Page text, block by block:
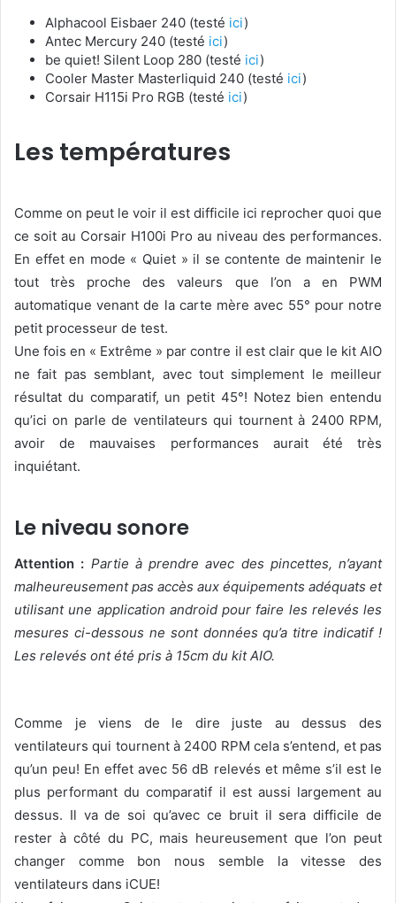
Alphacool Eisbaer 240 (testé ici)
Antec Mercury 240 (testé ici)
be quiet! Silent Loop 280 (testé ici)
Cooler Master Masterliquid 240 (testé ici)
Corsair H115i Pro RGB (testé ici)
Les températures
Comme on peut le voir il est difficile ici reprocher quoi que
ce soit au Corsair H100i Pro au niveau des performances.
En effet en mode « Quiet » il se contente de maintenir le
tout très proche des valeurs que l’on a en PWM
automatique venant de la carte mère avec 55° pour notre
petit processeur de test.
Une fois en « Extrême » par contre il est clair que le kit AIO
ne fait pas semblant, avec tout simplement le meilleur
résultat du comparatif, un petit 45°! Notez bien entendu
qu’ici on parle de ventilateurs qui tournent à 2400 RPM,
avoir de mauvaises performances aurait été très
inquiétant.
Le niveau sonore
Attention : Partie à prendre avec des pincettes, n’ayant
malheureusement pas accès aux équipements adéquats et
utilisant une application android pour faire les relevés les
mesures ci-dessous ne sont données qu’a titre indicatif !
Les relevés ont été pris à 15cm du kit AIO.
Comme je viens de le dire juste au dessus des
ventilateurs qui tournent à 2400 RPM cela s’entend, et pas
qu’un peu! En effet avec 56 dB relevés et même s’il est le
plus performant du comparatif il est aussi largement au
dessus. Il va de soi qu’avec ce bruit il sera difficile de
rester à côté du PC, mais heureusement que l’on peut
changer comme bon nous semble la vitesse des
ventilateurs dans iCUE!